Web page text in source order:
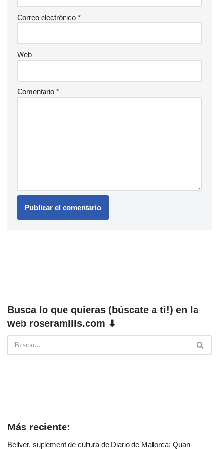
Correo electrónico *
Web
Comentario *
Busca lo que quieras (búscate a ti!) en la
web roseramills.com ⬇
Más reciente:
Bellver, suplement de cultura de Diario de Mallorca: Quan